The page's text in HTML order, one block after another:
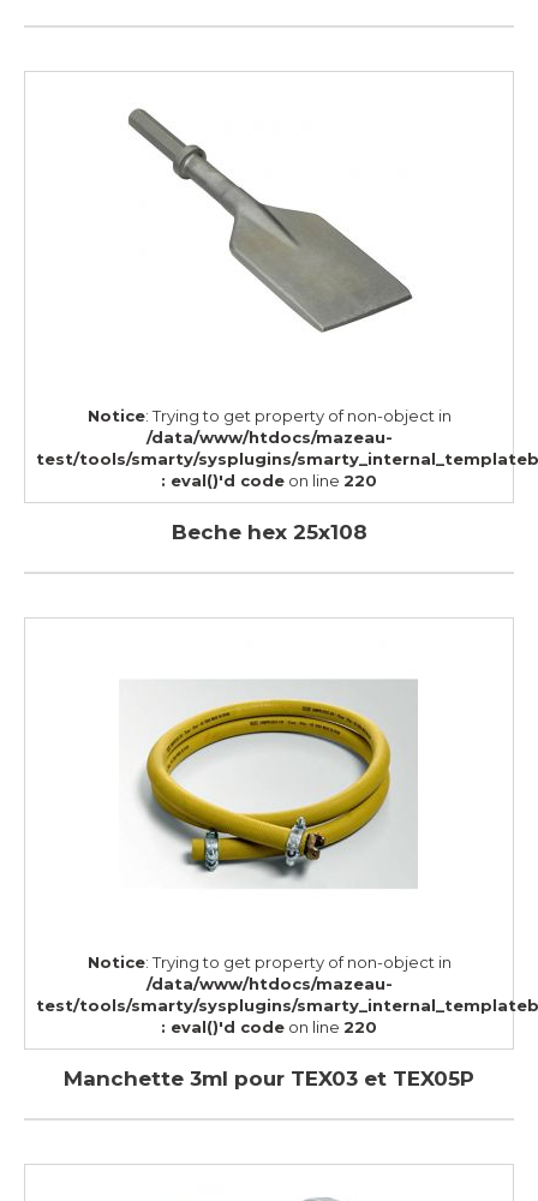
Notice: Trying to get property of non-object in
/data/www/htdocs/mazeau-
test/tools/smarty/sysplugins/
: eval()'d code on line 220
Beche hex 25x108
Notice: Trying to get property of non-object in
/data/www/htdocs/mazeau-
test/tools/smarty/sysplugins/
: eval()'d code on line 220
Manchette 3ml pour TEX03 et TEX05P